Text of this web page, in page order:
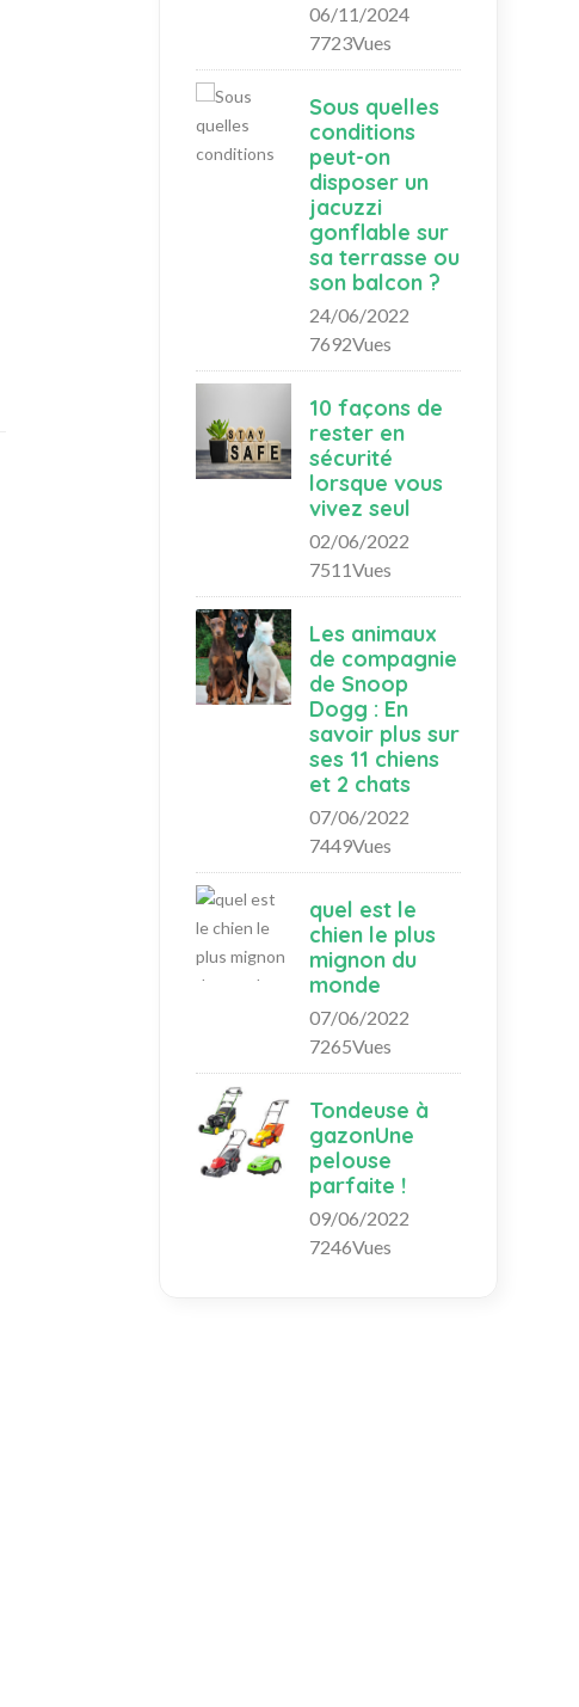
06/11/2024
7723Vues
Sous quelles
conditions
peut-on
disposer un
jacuzzi
gonflable sur
sa terrasse ou
son balcon ?
24/06/2022
7692Vues
10 façons de
rester en
sécurité
lorsque vous
vivez seul
02/06/2022
7511Vues
Les animaux
de compagnie
de Snoop
Dogg : En
savoir plus sur
ses 11 chiens
et 2 chats
07/06/2022
7449Vues
quel est le
chien le plus
mignon du
monde
07/06/2022
7265Vues
Tondeuse à
gazonUne
pelouse
parfaite !
09/06/2022
7246Vues